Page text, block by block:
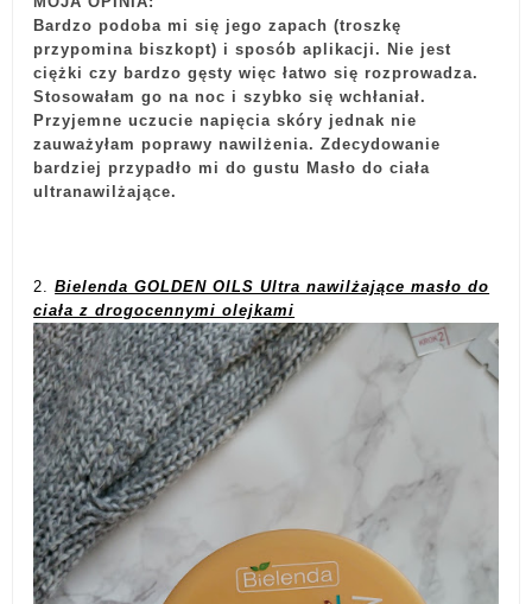
Bardzo podoba mi się jego zapach (troszkę
przypomina biszkopt) i sposób aplikacji. Nie jest
ciężki czy bardzo gęsty więc łatwo się rozprowadza.
Stosowałam go na noc i szybko się wchłaniał.
Przyjemne uczucie napięcia skóry jednak nie
zauważyłam poprawy nawilżenia. Zdecydowanie
bardziej przypadło mi do gustu Masło do ciała
ultranawilżające.
2.Bielenda GOLDEN OILS Ultra nawilżające masło do
ciała z drogocennymi olejkami